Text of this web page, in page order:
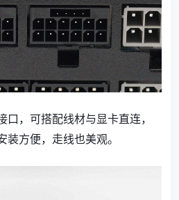
，可搭配线材与显卡直连，
方便，走线也美观。